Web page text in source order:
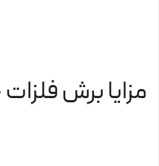
مزایا برش